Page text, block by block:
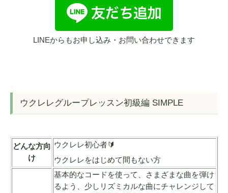
LINEからもお申し込み・お問い合わせできます
ウクレレグループレッスン初級編 SIMPLE
どんな方向
け
ウクレレ初心者🔰
ウクレレをはじめて間もない方
基本的なコードを使って、さまざまな曲を弾け
るよう、少しリズミカルな曲にチャレンジして